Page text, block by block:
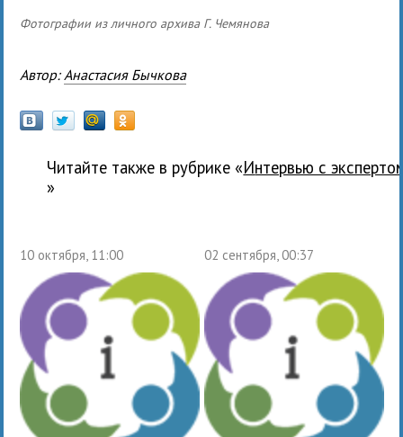
Фотографии из личного архива Г. Чемянова
Автор: Анастасия Бычкова
Читайте также в рубрике «
Интервью с
»
10 октября, 11:00 02 сентября, 00:37